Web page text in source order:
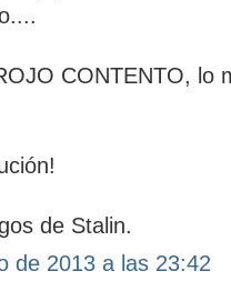
CONTENTO, lo
de Stalin.
de 2013 a las 23:42